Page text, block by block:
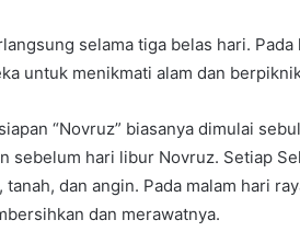
selama tiga belas hari.
untuk menikmati alam dan
“Novruz” biasanya dimulai
sebelum hari libur Novruz. Setiap
dan angin. Pada malam hari
dan merawatnya.